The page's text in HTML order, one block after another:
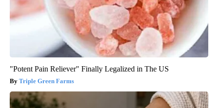
"Potent Pain Reliever" Finally Legalized in The US
Triple Green Farms